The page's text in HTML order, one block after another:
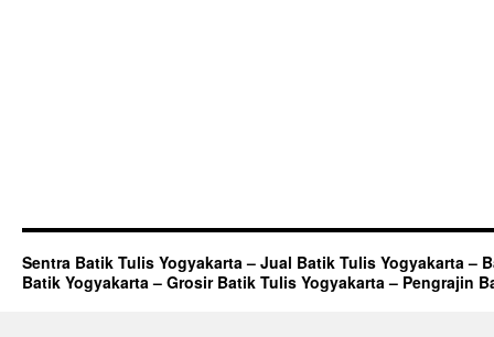
Sentra Batik Tulis Yogyakarta – Jual Batik Tulis Yogyakarta –
Batik Yogyakarta – Grosir Batik Tulis Yogyakarta – Pengrajin